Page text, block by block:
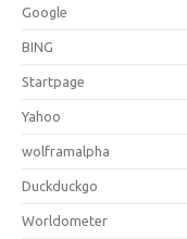
Google
BING
Startpage
Yahoo
wolframalpha
Duckduckgo
Worldometer